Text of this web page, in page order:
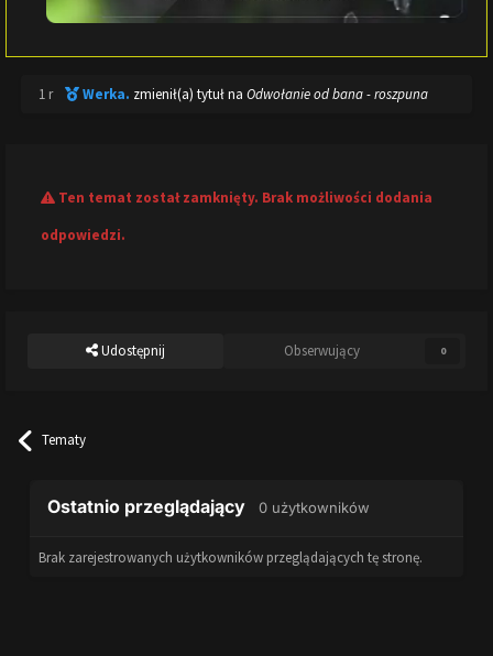
1 r Werka. zmienił(a) tytuł na Odwołanie od bana - roszpuna
Ten temat został zamknięty. Brak możliwości dodania
odpowiedzi.
Udostępnij Obserwujący 0
Tematy
Ostatnio przeglądający 0 użytkowników
Brak zarejestrowanych użytkowników przeglądających tę stronę.